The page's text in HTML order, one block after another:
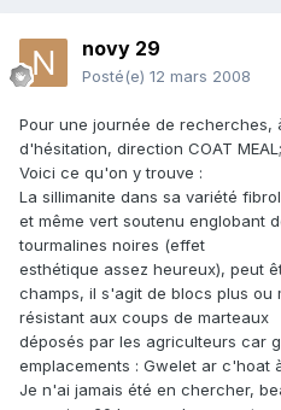
novy 29
Posté(e) 12 mars 2008
Pour une journée de recherches,
d'hésitation, direction COAT MEAL;
Voici ce qu'on y trouve :
La sillimanite dans sa variété
et même vert soutenu englobant
tourmalines noires (effet
esthétique assez heureux), peut
champs, il s'agit de blocs plus ou
résistant aux coups de marteaux
déposés par les agriculteurs car
emplacements : Gwelet ar c'hoat
Je n'ai jamais été en chercher,